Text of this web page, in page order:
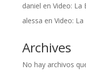
daniel en Video: La
alessa en Video: La
Archives
No hay archivos